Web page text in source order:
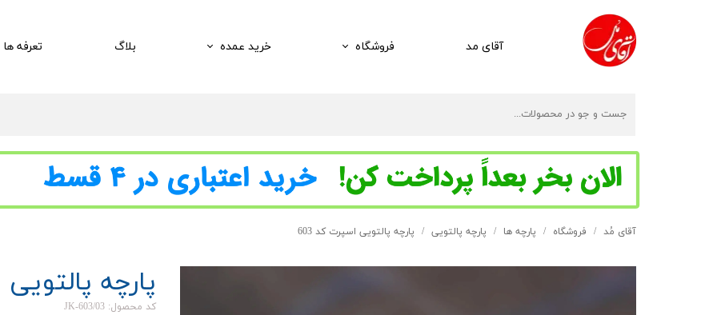
آقای مد فروشگاه خرید عمده بلاگ تعرفه ها
آقای مُد فروشگاه پارچه ها پارچه پالتویی پارچه پالتویی اسپرت کد 603
پارچه پالتویی
کد محصول: JK-603/03